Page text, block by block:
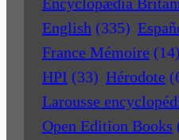
English (335)
France Mémoire (14)
HPI (33) Hérodote
Larousse
Open Edition Books